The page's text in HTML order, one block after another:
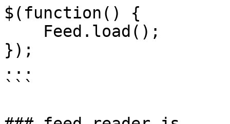
$(function() {
});
...
```